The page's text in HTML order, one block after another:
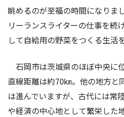
眺めるのが至福の時間になりま
リーランスライターの仕事を続
して自給用の野菜をつくる生活
石岡市は茨城県のほぼ中央に
直線距離は約70㎞。他の地方と
は進んでいますが、古代には常
や経済の中心地として繁栄した地